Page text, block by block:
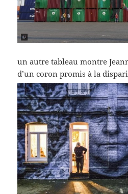
un autre tableau montre
d’un coron promis à la